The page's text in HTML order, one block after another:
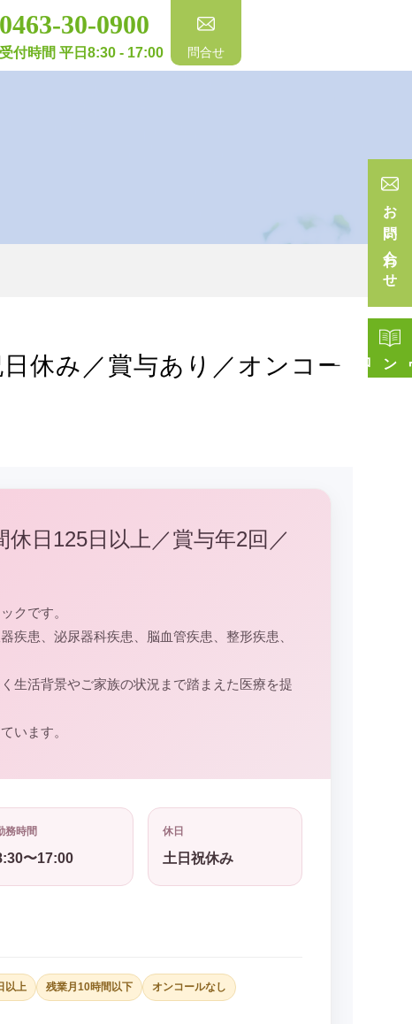
0463-30-0900
受付時間 平日8:30 - 17:00 問合せ
お問い合わせ
ド
休み／賞与あり／オンコー
休日125日以上／賞与年2回／
クです。
疾患、泌尿器科疾患、脳血管疾患、整形疾患、
生活背景やご家族の状況まで踏まえた医療を提
います。
務時間
〜17:00
休日
土日祝休み
以上 残業月10時間以下 オンコールなし